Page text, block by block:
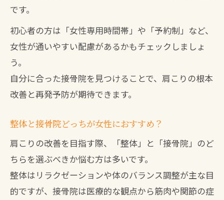
です。
初心者の方は「女性専用時間帯」や「予約制」など、
女性が通いやすい配慮があるかもチェックしましょ
う。
自分に合った接骨院を見つけることで、肩こりの根本
改善と再発予防が期待できます。
整体と接骨院どっちが女性におすすめ？
肩こりの改善を目指す際、「整体」と「接骨院」のど
ちらを選ぶべきか悩む方は多いです。
整体はリラクゼーションや体のバランス調整が主な目
的ですが、接骨院は医療的な観点から筋肉や関節の症